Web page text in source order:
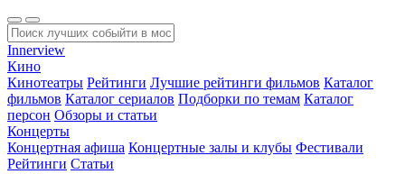
Innerview
Кино
Кинотеатры Рейтинги Лучшие рейтинги фильмов Каталог
фильмов Каталог сериалов Подборки по темам Каталог
персон Обзоры и статьи
Концерты
Концертная афиша Концертные залы и клубы Фестивали
Рейтинги Статьи